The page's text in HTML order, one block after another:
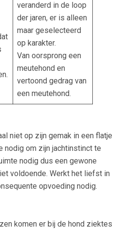
veranderd in de loop
der jaren, er is alleen
maar geselecteerd
op karakter.
Van oorsprong een
meutehond en
vertoond gedrag van
een meutehond.
niet op zijn gemak in een flatje
nodig om zijn jachtinstinct te
nodig dus een gewone
voldoende. Werkt het liefst in
opvoeding nodig.
komen er bij de hond ziektes